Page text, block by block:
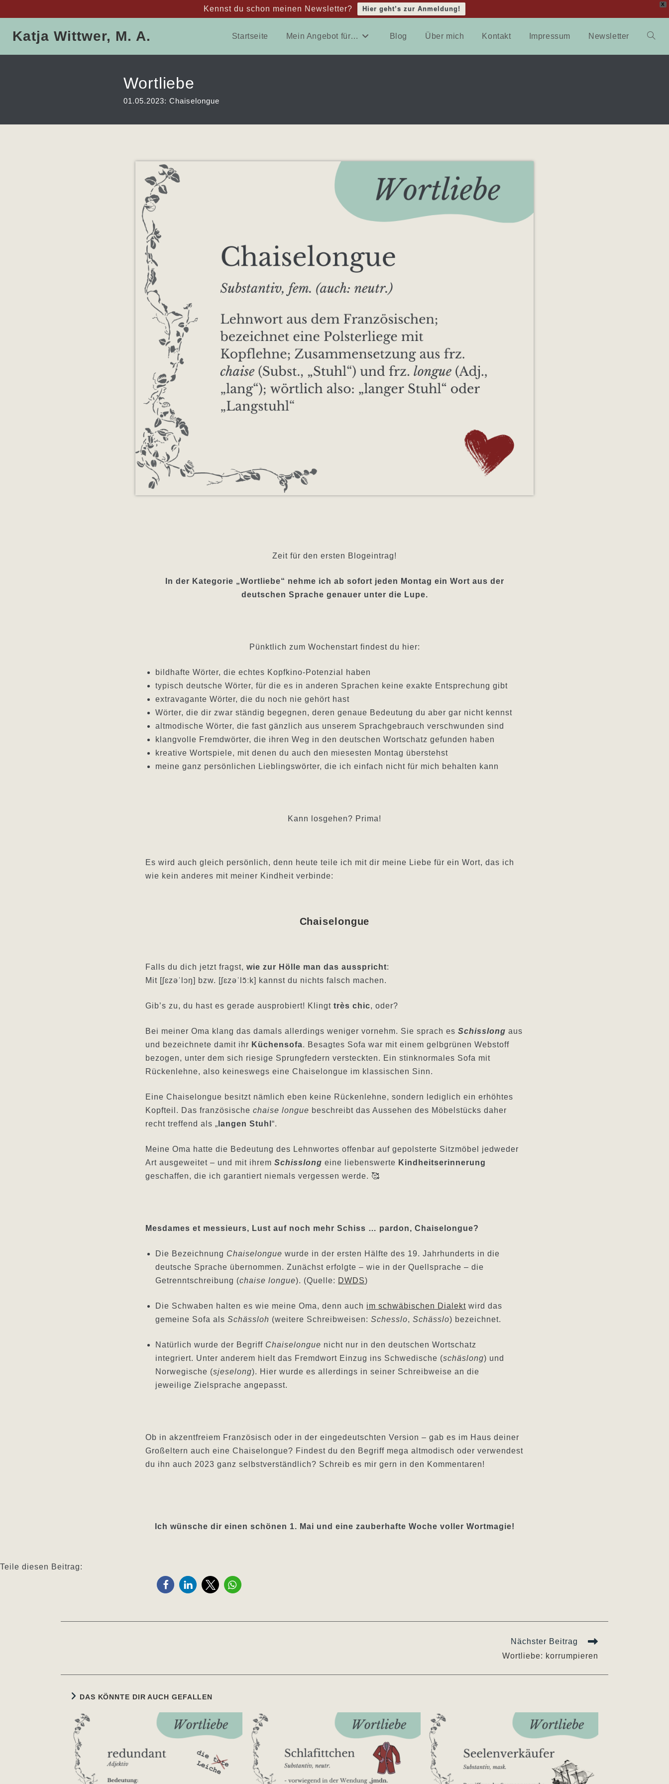
X
Kennst du schon meinen Newsletter? Hier geht’s zur Anmeldung!
InhaltKatja Wittwer, M. A. Startseite Mein Angebot für… Blog Über mich Kontakt Impressum Newsletter
Wortliebe
01.05.2023: Chaiselongue
Zeit für den ersten Blogeintrag!
In der Kategorie „Wortliebe“ nehme ich ab sofort jeden Montag ein Wort aus der
deutschen Sprache genauer unter die Lupe.
Pünktlich zum Wochenstart findest du hier:
bildhafte Wörter, die echtes Kopfkino-Potenzial haben
typisch deutsche Wörter, für die es in anderen Sprachen keine exakte Entsprechung gibt
extravagante Wörter, die du noch nie gehört hast
Wörter, die dir zwar ständig begegnen, deren genaue Bedeutung du aber gar nicht kennst
altmodische Wörter, die fast gänzlich aus unserem Sprachgebrauch verschwunden sind
klangvolle Fremdwörter, die ihren Weg in den deutschen Wortschatz gefunden haben
kreative Wortspiele, mit denen du auch den miesesten Montag überstehst
meine ganz persönlichen Lieblingswörter, die ich einfach nicht für mich behalten kann
Kann losgehen? Prima!
Es wird auch gleich persönlich, denn heute teile ich mit dir meine Liebe für ein Wort, das ich
wie kein anderes mit meiner Kindheit verbinde:
Chaiselongue
Falls du dich jetzt fragst, wie zur Hölle man das ausspricht:
Mit [ʃɛzəˈlɔŋ] bzw. [ʃɛzəˈlɔ̃ːk] kannst du nichts falsch machen.
Gib’s zu, du hast es gerade ausprobiert! Klingt très chic, oder?
Bei meiner Oma klang das damals allerdings weniger vornehm. Sie sprach es Schisslong aus
und bezeichnete damit ihr Küchensofa. Besagtes Sofa war mit einem gelbgrünen Webstoff
bezogen, unter dem sich riesige Sprungfedern versteckten. Ein stinknormales Sofa mit
Rückenlehne, also keineswegs eine Chaiselongue im klassischen Sinn.
Eine Chaiselongue besitzt nämlich eben keine Rückenlehne, sondern lediglich ein erhöhtes
Kopfteil. Das französische chaise longue beschreibt das Aussehen des Möbelstücks daher
recht treffend als „ langen Stuhl “.
Meine Oma hatte die Bedeutung des Lehnwortes offenbar auf gepolsterte Sitzmöbel jedweder
Art ausgeweitet – und mit ihrem Schisslong eine liebenswerte Kindheitserinnerung
geschaffen, die ich garantiert niemals vergessen werde. 🥰
Mesdames et messieurs, Lust auf noch mehr Schiss … pardon, Chaiselongue?
Die Bezeichnung Chaiselongue wurde in der ersten Hälfte des 19. Jahrhunderts in die
deutsche Sprache übernommen. Zunächst erfolgte – wie in der Quellsprache – die
Getrenntschreibung (chaise longue). (Quelle: DWDS)
Die Schwaben halten es wie meine Oma, denn auch im schwäbischen Dialekt wird das
gemeine Sofa als Schässloh (weitere Schreibweisen: Schesslo, Schässlo) bezeichnet.
Natürlich wurde der Begriff Chaiselongue nicht nur in den deutschen Wortschatz
integriert. Unter anderem hielt das Fremdwort Einzug ins Schwedische (schäslong) und
Norwegische (sjeselong). Hier wurde es allerdings in seiner Schreibweise an die
jeweilige Zielsprache angepasst.
Ob in akzentfreiem Französisch oder in der eingedeutschten Version – gab es im Haus deiner
Großeltern auch eine Chaiselongue? Findest du den Begriff mega altmodisch oder verwendest
du ihn auch 2023 ganz selbstverständlich? Schreib es mir gern in den Kommentaren!
Ich wünsche dir einen schönen 1. Mai und eine zauberhafte Woche voller Wortmagie!
Teile diesen Beitrag:
Nächster Beitrag
Wortliebe: korrumpieren
DAS KÖNNTE DIR AUCH GEFALLEN